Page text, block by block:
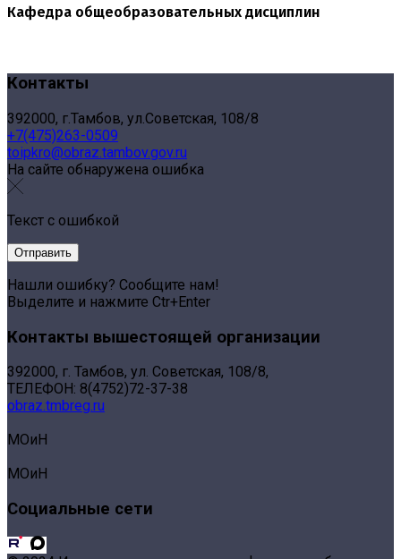
Кафедра общеобразовательных дисциплин
Контакты
392000, г.Тамбов, ул.Советская, 108/8
+7(475)263-0509
toipkro@obraz.tambov.gov.ru
На сайте обнаружена ошибка
Текст с ошибкой
Нашли ошибку? Сообщите нам!
Выделите и нажмите Ctr+Enter
Контакты вышестоящей организации
392000, г. Тамбов, ул. Советская, 108/8,
ТЕЛЕФОН: 8(4752)72-37-38
obraz.tmbreg.ru
МОиН
МОиН
Социальные сети